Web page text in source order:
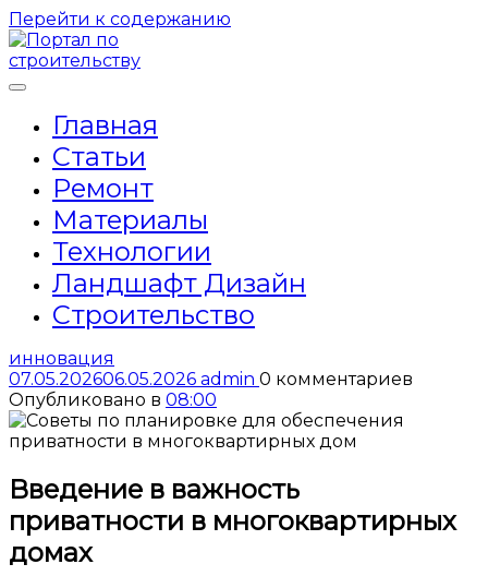
Перейти к содержанию
Главная
Статьи
Ремонт
Материалы
Технологии
Ландшафт Дизайн
Строительство
инновация
07.05.202606.05.2026 admin 0 комментариев
Опубликовано в 08:00
Введение в важность
приватности в многоквартирных
домах